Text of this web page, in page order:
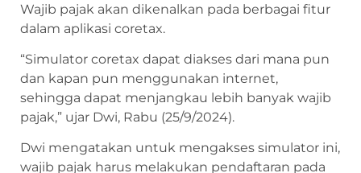
Wajib pajak akan dikenalkan pada berbagai fitur
dalam aplikasi coretax.
“Simulator coretax dapat diakses dari mana pun
dan kapan pun menggunakan internet,
sehingga dapat menjangkau lebih banyak wajib
pajak,” ujar Dwi, Rabu (25/9/2024).
Dwi mengatakan untuk mengakses simulator ini,
wajib pajak harus melakukan pendaftaran pada